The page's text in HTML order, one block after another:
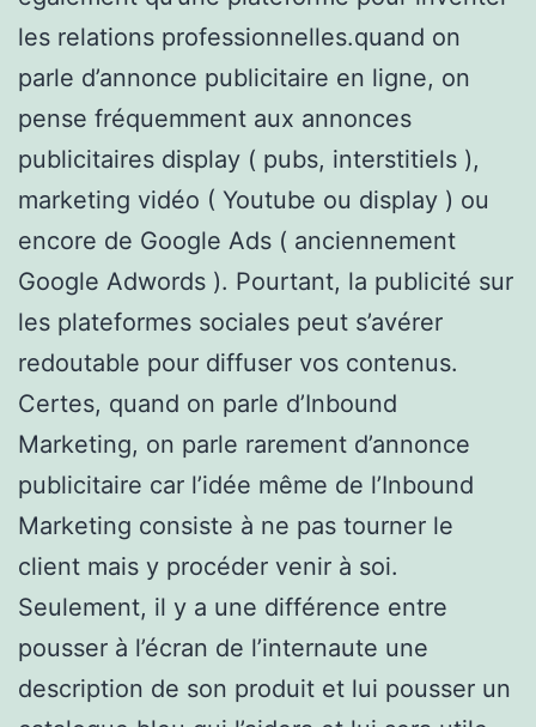
les relations professionnelles.quand on
parle d’annonce publicitaire en ligne, on
pense fréquemment aux annonces
publicitaires display ( pubs, interstitiels ),
marketing vidéo ( Youtube ou display ) ou
encore de Google Ads ( anciennement
Google Adwords ). Pourtant, la publicité sur
les plateformes sociales peut s’avérer
redoutable pour diffuser vos contenus.
Certes, quand on parle d’Inbound
Marketing, on parle rarement d’annonce
publicitaire car l’idée même de l’Inbound
Marketing consiste à ne pas tourner le
client mais y procéder venir à soi.
Seulement, il y a une différence entre
pousser à l’écran de l’internaute une
description de son produit et lui pousser un